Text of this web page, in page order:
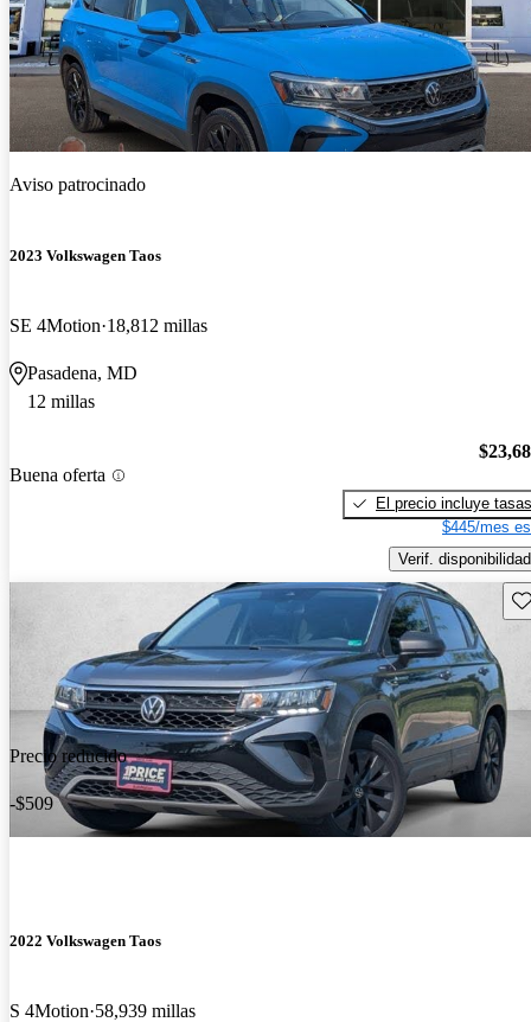
Aviso patrocinado
2023 Volkswagen Taos
SE 4Motion 18,812 millas
Pasadena, MD
12 millas
Buena oferta
El precio incluye tasas
$445/mes
Verif. disponibilidad
Precio reducido
-$509
2022 Volkswagen Taos
S 4Motion 58,939 millas